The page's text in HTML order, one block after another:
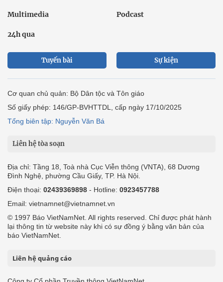
Multimedia Podcast
24h qua
Tuyến bài Sự kiện
Cơ quan chủ quản: Bộ Dân tộc và Tôn giáo
Số giấy phép: 146/GP-BVHTTDL, cấp ngày 17/10/2025
Tổng biên tập: Nguyễn Văn Bá
Liên hệ tòa soạn
Địa chỉ: Tầng 18, Toà nhà Cục Viễn thông (VNTA), 68 Dương
Đình Nghệ, phường Cầu Giấy, TP. Hà Nội.
Điện thoại: 02439369898 - Hotline: 0923457788
Email: vietnamnet@vietnamnet.vn
© 1997 Báo VietNamNet. All rights reserved. Chỉ được phát hành
lại thông tin từ website này khi có sự đồng ý bằng văn bản của
báo VietNamNet.
Liên hệ quảng cáo